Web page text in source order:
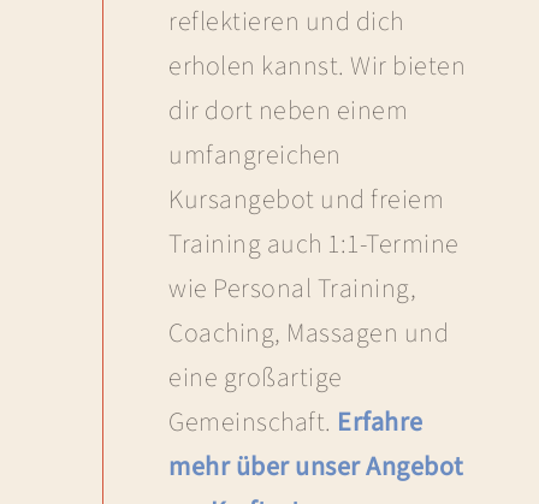
reflektieren und dich
erholen kannst. Wir bieten
dir dort neben einem
umfangreichen
Kursangebot und freiem
Training auch 1:1-Termine
wie Personal Training,
Coaching, Massagen und
eine großartige
Gemeinschaft. Erfahre
mehr über unser Angebot